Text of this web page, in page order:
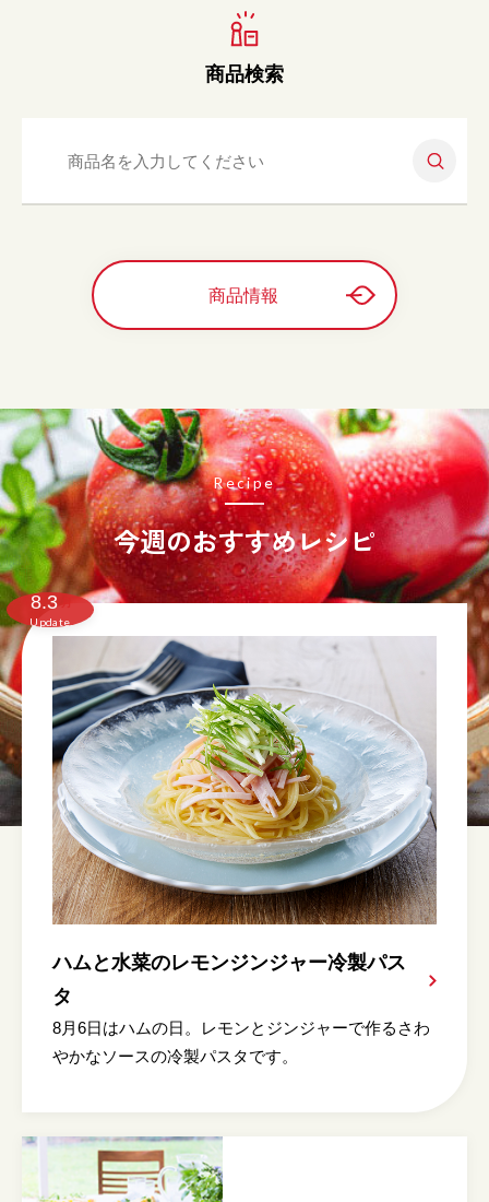
商品検索
商品情報
今週のおすすめレシピ
Recipe
8.3
Update
ハムと水菜のレモンジンジャー冷製パス
タ
8月6日はハムの日。レモンとジンジャーで作るさわ
やかなソースの冷製パスタです。